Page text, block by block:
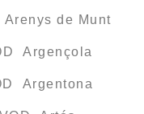
de Munt
Argençola
Argentona